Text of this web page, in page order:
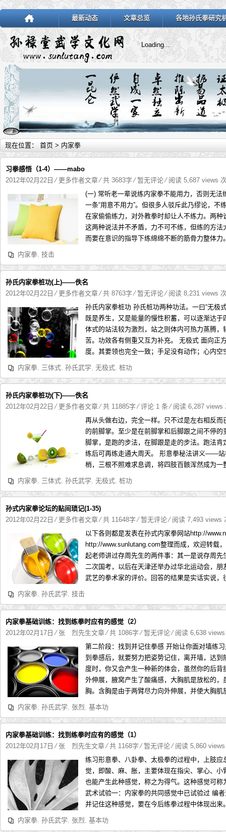
最新动态 文章总览 各地孙氏拳研究
Loading...
现在位置： 首页 > 内家拳
习拳感悟（1-4）——mabo
2012年02月22日 ⁄ 更多作者文章⁄ 共 3683字⁄暂无评论⁄ 阅读 5,687 views
(一) 常听老一辈说练内家拳不能用力，否则无
一条“用意不用力”。但很多人驳斥此乃缪论，
在家偷偷练力，对外教拳时却让人不练力。两
这两种说法并不矛盾，力不可不练，但练的方
而要在意识的指导下练绵绵不断的筋骨力整体力
内家拳, 技击
孙氏内家拳桩功(上)——佚名
2012年02月22日 ⁄ 更多作者文章⁄ 共 8763字⁄暂无评论⁄ 阅读 8,231 views
孙氏内家拳桩功 孙氏桩功两种功法。一曰“无极
既是养生，又是能量的慢性积蓄，可以逐渐达
体式的站法较为激烈，站之则体内可热力蒸腾
苦。功效各有侧重又互为补充。 无极式 面向正
度。其要领也完全一致；手足没有动作；心内
内家拳, 三体式, 孙氏武学, 无极式, 桩功
孙氏内家拳桩功(下)——佚名
2012年02月22日 ⁄ 更多作者文章⁄ 共 11885字⁄评论 1 条⁄ 阅读 6,287 views
再从头做右边，完全一样。只不过是左右相反
的前脚掌。至少是在前脚掌和后脚跟之间不停
脚掌，是跑的步法，在脚跟是走的步法。跑法
练后可再练走通大周天。 形意拳秘法讲义——
梢，三根不照难求息调，将四肢百骸浑然成为
内家拳, 三体式, 孙氏武学, 无极式, 桩功
孙式内家拳论坛的贴间琐记(1-35)
2012年02月22日 ⁄ 更多作者文章⁄ 共 11648字⁄暂无评论⁄ 阅读 7,493 views
以下各则都是发表在孙式内家拳网站http://
http://www.sunlutang.com整理而成，欢迎转载
起老师讲过存周先生的两件事：其一是说存周
二次国考，以后在天津还举办过华北运动会，
武艺的拳术家的评价。回答的结果是实话实说，
内家拳, 孙氏武学, 技击
内家拳基础训练：找到练拳时应有的感觉（2）
2012年02月17日 ⁄ 张 烈先生文章⁄ 共 1086字⁄暂无评论⁄ 阅读 6,638
第二阶段：找到并记住拳感 开始让你面对墙练
到拳感后，就要努力把姿势记住，离开墙，达
度时，你又会产生一种新的体会，虽然你的后
外伸展，腋窝产生了酸痛感，大胸肌是放松的
胸。含胸是由于两臂尽力向外伸展，并使大胸
内家拳, 孙氏武学, 张烈, 基本功
内家拳基础训练：找到练拳时应有的感觉（1）
2012年02月17日 ⁄ 张 烈先生文章⁄ 共 1168字⁄暂无评论⁄ 阅读 5,860
练习形意拳、八卦拳、太极拳的过程中，上肢
觉，即酸、麻、胀，主要体现在指尖、掌心、
也能产生此种感觉，称之为得气。这种感觉可
武术试验一：内家拳的共同感觉中已试验过 编
并记住这种感觉，要在今后练拳过程中体现出
内家拳, 孙氏武学, 张烈, 基本功